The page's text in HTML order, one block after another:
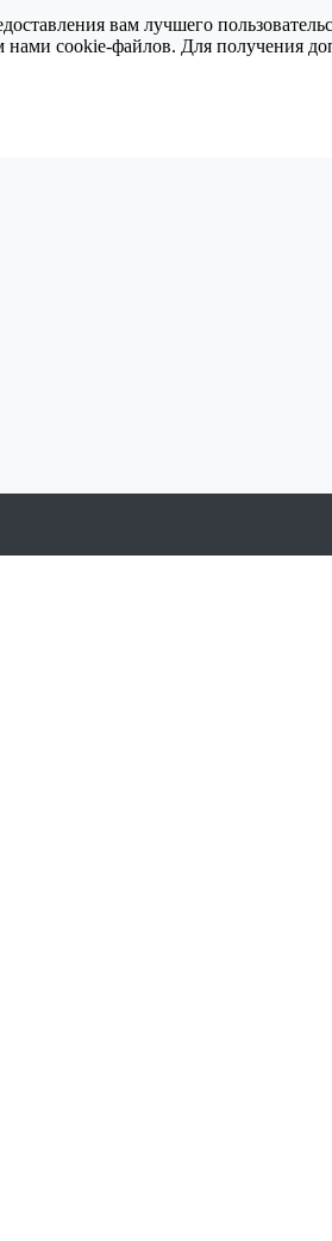
вам лучшего
нами cookie-файлов. Для получения